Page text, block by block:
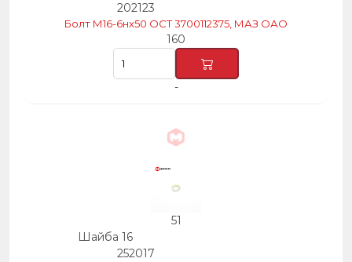
202123
Болт М16-6нх50 ОСТ 3700112375, МАЗ ОАО
160
-
51
Шайба 16
252017